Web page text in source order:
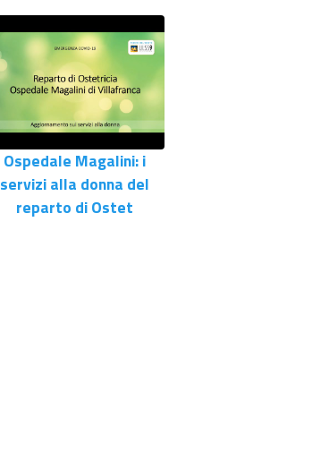
Ospedale Magalini: i
servizi alla donna del
reparto di Ostet